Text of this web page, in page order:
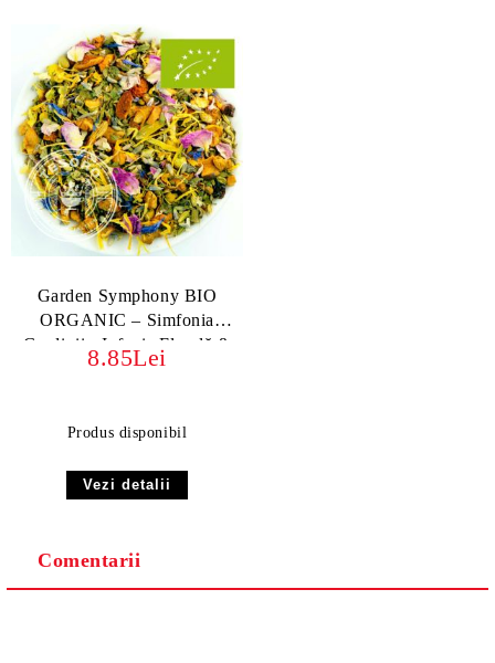
Garden Symphony BIO
ORGANIC – Simfonia
Gradinii - Infuzie Florală &
Relaxantă | Ceai Herbal
8.85Lei
Produs disponibil
Vezi detalii
Comentarii